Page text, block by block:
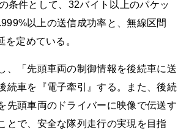
条件として、32バイト以上のパケッ
以上の送信成功率と、無線区間
を定めている。
、「先頭車両の制御情報を後続車に送
続車を『電子牽引』する。また、後続
先頭車両のドライバーに映像で伝送す
とで、安全な隊列走行の実現を目指